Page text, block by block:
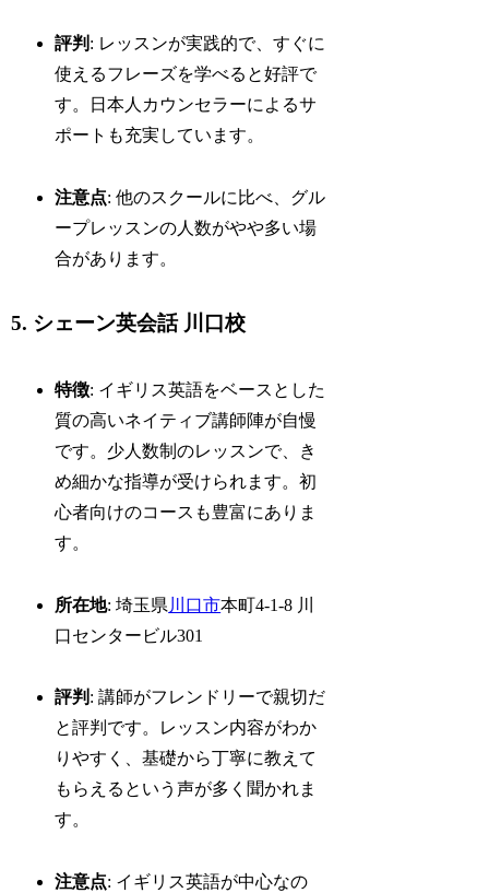
評判 : レッスンが実践的で、すぐに
使えるフレーズを学べると好評で
す。日本人カウンセラーによるサ
ポートも充実しています。
注意点: 他のスクールに比べ、グル
ープレッスンの人数がやや多い場
合があります。
5. シェーン英会話 川口校
特徴: イギリス英語をベースとした
質の高いネイティブ講師陣が自慢
です。少人数制のレッスンで、き
め細かな指導が受けられます。初
心者向けのコースも豊富にありま
す。
所在地: 埼玉県 川口市本町4-1-8 川
口センタービル301
評判 : 講師がフレンドリーで親切だ
と評判です。レッスン内容がわか
りやすく、基礎から丁寧に教えて
もらえるという声が多く聞かれま
す。
注意点: イギリス英語が中心なの